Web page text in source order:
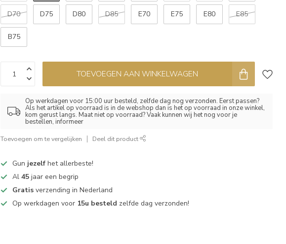
D70 D75 D80 D85 E70 E75 E80 E85
B75
TOEVOEGEN AAN WINKELWAGEN
Op werkdagen voor 15:00 uur besteld, zelfde dag nog verzonden. Eerst passen?
Als het artikel op voorraad is in de webshop dan is het op voorraad in onze winkel,
kom gerust langs. Maat niet op voorraad? Vaak kunnen wij het nog voor je
bestellen, informeer
Toevoegen om te vergelijken Deel dit product
Gun jezelf het allerbeste!
Al45 jaar een begrip
Gratis verzending in Nederland
Op werkdagen voor 15u besteld zelfde dag verzonden!